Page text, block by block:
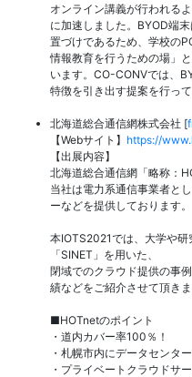
オンライン講義が行われる
に加速しました。BYOD端
置づけであるため、学校の
情報教育を行うための場」
います。CO-CONVでは、
特徴を引き出す提案を行って
北海道総合通信網株式会社 [
【Webサイト】 https://
【出展内容】
北海道総合通信網「略称：
当社は電力系通信事業者と
ーなどを提供しております。
本IOTS2021では、大学や
「SINET」を用いた、
閉域でのクラウド提供の事
績などをご紹介させて頂きま
■HOTnetのポイント
・道内カバー率100％！
・札幌市内にデータセンタ
・プライベートクラウドサ